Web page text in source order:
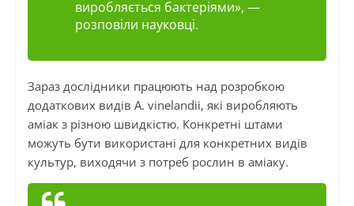
виробляється бактеріями», —
розповіли науковці.
Зараз дослідники працюють над розробкою
додаткових видів A. vinelandii, які виробляють
аміак з різною швидкістю. Конкретні штами
можуть бути використані для конкретних видів
культур, виходячи з потреб рослин в аміаку.